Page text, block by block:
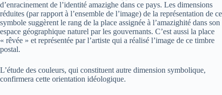
d’enracinement de l’identité amazighe dans ce pays. Les dimensions
réduites (par rapport à l’ensemble de l’image) de la représentation de ce
symbole suggèrent le rang de la place assignée à l’amazighité dans son
espace géographique naturel par les gouvernants. C’est aussi la place
« rêvée » et représentée par l’artiste qui a réalisé l’image de ce timbre
postal.
L’étude des couleurs, qui constituent autre dimension symbolique,
confirmera cette orientation idéologique.